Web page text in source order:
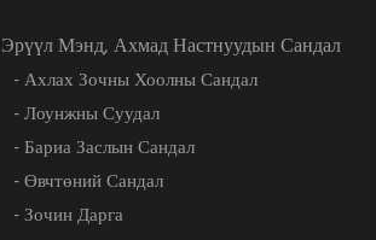
Эрүүл Мэнд, Ахмад Настнуудын Сандал
- Ахлах Зочны Хоолны Сандал
- Лоунжны Суудал
- Бариа Заслын Сандал
- Өвчтөний Сандал
- Зочин Дарга